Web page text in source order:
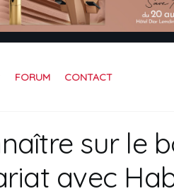
FORUM CONTACT
sur le
avec